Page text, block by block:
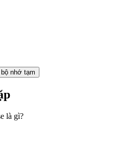
nhớ tạm
là gì?